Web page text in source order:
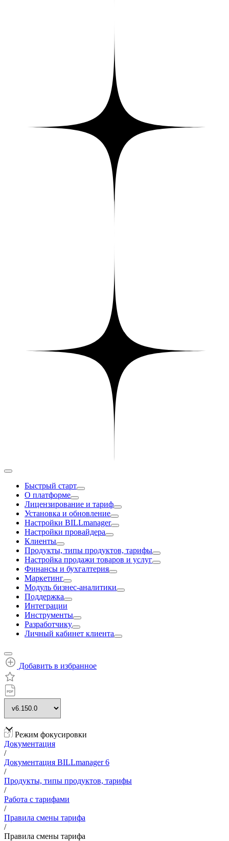
Быстрый старт
О платформе
Лицензирование и тариф
Установка и обновление
Настройки BILLmanager
Настройки провайдера
Клиенты
Продукты, типы продуктов, тарифы
Настройка продажи товаров и услуг
Финансы и бухгалтерия
Маркетинг
Модуль бизнес-аналитики
Поддержка
Интеграции
Инструменты
Разработчику
Личный кабинет клиента
Добавить в избранное
Режим фокусировки
Документация
/
Документация BILLmanager 6
/
Продукты, типы продуктов, тарифы
/
Работа с тарифами
/
Правила смены тарифа
/
Правила смены тарифа